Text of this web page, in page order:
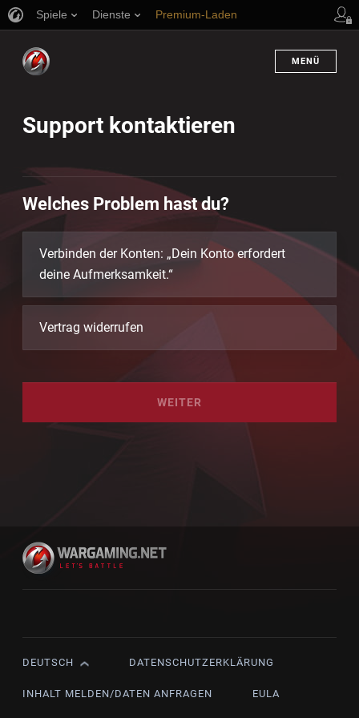
Spiele Dienste Premium-Laden
MENÜ
Support kontaktieren
Welches Problem hast du?
Verbinden der Konten: „Dein Konto erfordert
deine Aufmerksamkeit.“
Vertrag widerrufen
WEITER
English
Čeština
DEUTSCH DATENSCHUTZERKLÄRUNG
INHALT MELDEN/DATEN ANFRAGEN EULA